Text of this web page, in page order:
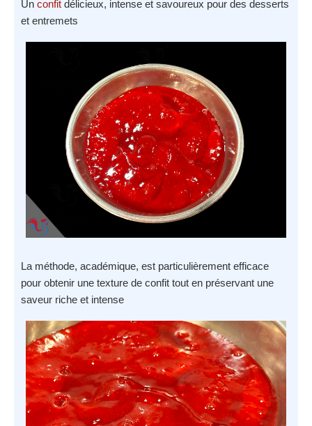
Un confit délicieux, intense et savoureux pour des desserts
et entremets
La méthode, académique, est particulièrement efficace
pour obtenir une texture de confit tout en préservant une
saveur riche et intense